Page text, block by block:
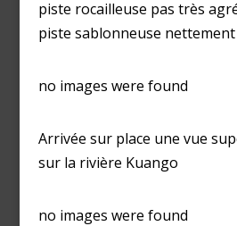
piste rocailleuse pas très
piste sablonneuse nettement
no images were found
Arrivée sur place une vue
sur la rivière Kuango
no images were found